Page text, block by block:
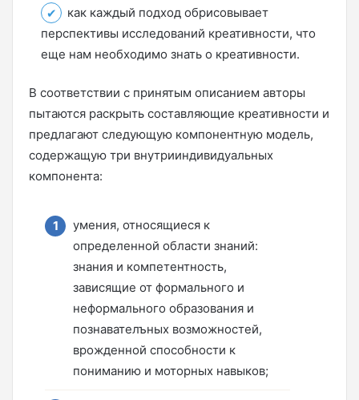
как каждый подход обрисовывает
перспективы исследований креативности, что
еще нам необходимо знать о креативности.
В соответствии с принятым описанием авторы
пытаются раскрыть составляющие креативности и
предлагают следующую компонентную модель,
содержащую три внутрииндивидуальных
компонента:
умения, относящиеся к
определенной области знаний:
знания и компетентность,
зависящие от формального и
неформального образования и
познавателъных возможностей,
врожденной способности к
пониманию и моторных навыков;